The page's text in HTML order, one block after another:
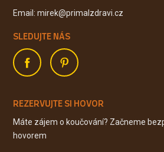
Email: mirek@primalzdravi.cz
SLEDUJTE NÁS
REZERVUJTE SI HOVOR
Máte zájem o koučování? Začneme
hovorem